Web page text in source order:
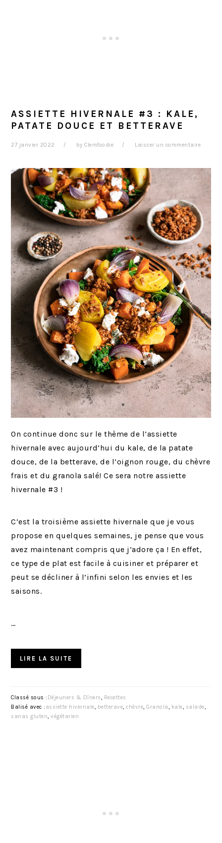
ASSIETTE HIVERNALE #3 : KALE,
PATATE DOUCE ET BETTERAVE
27 janvier 2022 byClemfoodie Laisser un commentaire
On continue donc sur le thème de l’assiette
hivernale avec aujourd’hui du kale, de la patate
douce, de la betterave, de l’oignon rouge, du chèvre
frais et du granola salé! Ce sera notre assiette
hivernale #3 !
C’est la troisième assiette hivernale que je vous
propose en quelques semaines, je pense que vous
avez maintenant compris que j’adore ça ! En effet,
ce type de plat est facile à cuisiner et préparer et
peut se décliner à l’infini selon les envies et les
saisons.
…
LIRE LA SUITE
Classé sous : Déjeuners & Dîners, Recettes
Balisé avec : assiette hivernale, betterave,chèvre,Granola, kale, salade,
sanas gluten,végétarien